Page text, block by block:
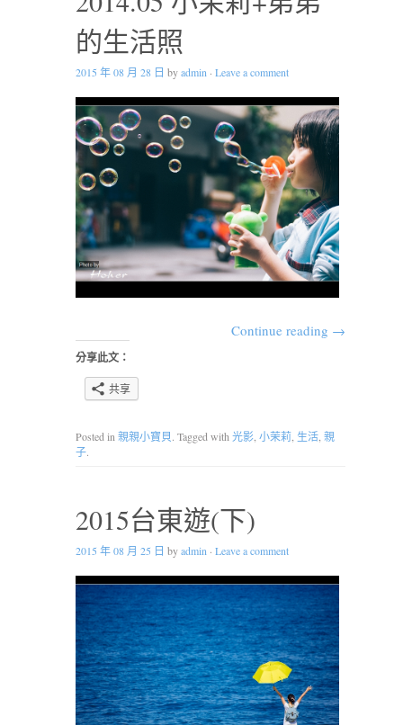
的生活照
2015 年 08 月 28 日 byadmin · Leave a comment
Continue reading →
分享此文：
共享
Posted in 親親小寶貝. Tagged with 光影 小茉莉 生活 親
子.
2015台東遊(下)
2015 年 08 月 25 日 byadmin · Leave a comment